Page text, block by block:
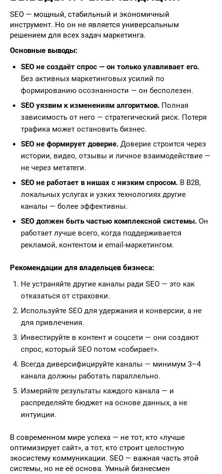
SEO — мощный, стабильный и экономичный
инструмент. Но он не является универсальным
решением для всех задач маркетинга.
Основные выводы:
SEO не создаёт спрос — он только улавливает его.
Без активных маркетинговых усилий по
формированию осознанности — он бесполезен.
SEO уязвим к изменениям алгоритмов. Полная
зависимость от него — стратегический риск. Потеря
трафика может остановить бизнес.
SEO не формирует доверие. Доверие строится через
истории, видео, отзывы и личное взаимодействие —
не через метатеги.
SEO не работает в нишах с низким спросом. В B2B,
локальных услугах и узких технологиях другие
каналы — более эффективны.
SEO должен быть частью комплексной системы. Он
работает лучше всего, когда поддерживается
рекламой, контентом и email-маркетингом.
Рекомендации для владельцев бизнеса:
Не устраняйте другие каналы ради SEO — это как
отказаться от страховки.
Используйте SEO для удержания и конверсии, а не
для привлечения.
Инвестируйте в контент и соцсети — они создают
спрос, который SEO потом «собирает».
Всегда диверсифицируйте каналы — минимум 3–4
канала должны работать параллельно.
Измеряйте результаты каждого канала — и
распределяйте бюджет на основе данных, а не
интуиции.
В современном мире успеха — не тот, кто «лучше
оптимизирует сайт», а тот, кто строит целостную
экосистему коммуникации. SEO — важная часть этой
системы, но не её основа. Умный бизнесмен